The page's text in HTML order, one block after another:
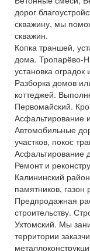
дорог
скважину, мы
скважин.
Копка траншей,
дома. Тропарёво-
установка оградок
Разборка домов
коттеджей.
Первомайский.
Асфальтирование
Автомобильные
участков, покос
Асфальтирование
Ремонт и
Калининский
памятников,
Предпродажная
строительству.
Ухтомский. Мы
территории